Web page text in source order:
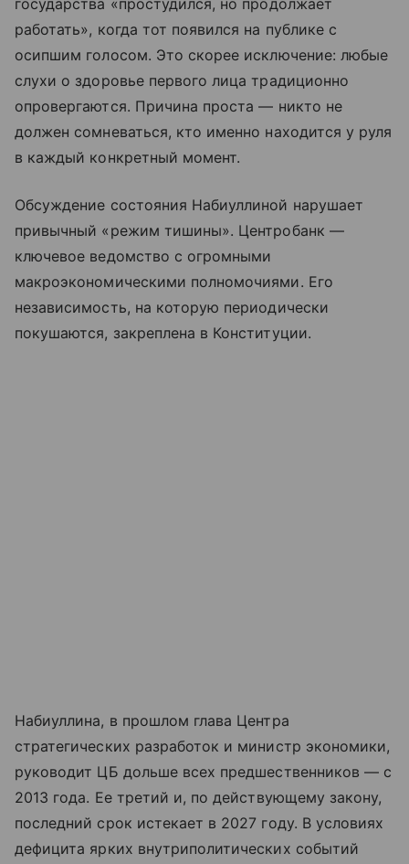
государства «простудился, но продолжает
работать», когда тот появился на публике с
осипшим голосом. Это скорее исключение: любые
слухи о здоровье первого лица традиционно
опровергаются. Причина проста — никто не
должен сомневаться, кто именно находится у руля
в каждый конкретный момент.
Обсуждение состояния Набиуллиной нарушает
привычный «режим тишины». Центробанк —
ключевое ведомство с огромными
макроэкономическими полномочиями. Его
независимость, на которую периодически
покушаются, закреплена в Конституции.
Набиуллина, в прошлом глава Центра
стратегических разработок и министр экономики,
руководит ЦБ дольше всех предшественников — с
2013 года. Ее третий и, по действующему закону,
последний срок истекает в 2027 году. В условиях
дефицита ярких внутриполитических событий